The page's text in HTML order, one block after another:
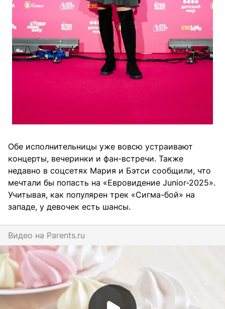
Обе исполнительницы уже вовсю устраивают
концерты, вечеринки и фан-встречи. Также
недавно в соцсетях Мария и Бэтси сообщили, что
мечтали бы попасть на «Евровидение Junior-2025».
Учитывая, как популярен трек «Сигма-бой» на
западе, у девочек есть шансы.
Видео на parents.ru